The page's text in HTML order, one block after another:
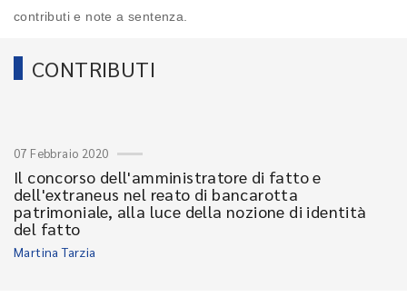
contributi e note a sentenza.
CONTRIBUTI
07 Febbraio 2020
Il concorso dell'amministratore di fatto e
dell'extraneus nel reato di bancarotta
patrimoniale, alla luce della nozione di identità
del fatto
Martina Tarzia